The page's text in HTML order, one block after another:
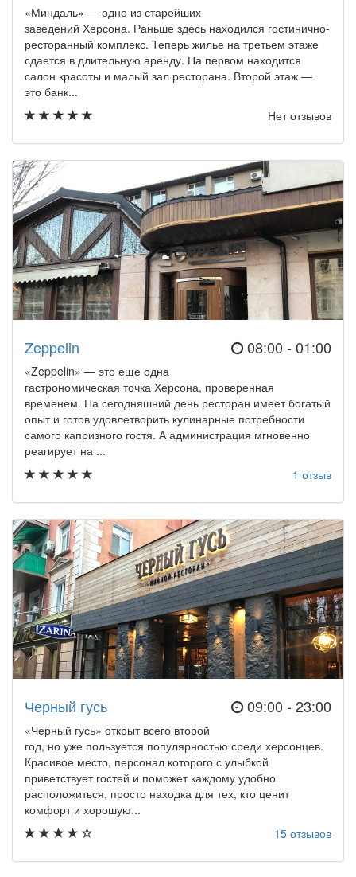
«Миндаль» ― одно из старейших
заведений Херсона. Раньше здесь находился гостинично-
ресторанный комплекс. Теперь жилье на третьем этаже
сдается в длительную аренду. На первом находится
салон красоты и малый зал ресторана. Второй этаж ―
это банк...
Нет отзывов
08:00 - 01:00
Zeppelin
«Zeppelin» — это еще одна
гастрономическая точка Херсона, проверенная
временем. На сегодняшний день ресторан имеет богатый
опыт и готов удовлетворить кулинарные потребности
самого капризного гостя. А администрация мгновенно
реагирует на ...
1 отзыв
09:00 - 23:00
Черный гусь
«Черный гусь» открыт всего второй
год, но уже пользуется популярностью среди херсонцев.
Красивое место, персонал которого с улыбкой
приветствует гостей и поможет каждому удобно
расположиться, просто находка для тех, кто ценит
комфорт и хорошую...
15 отзывов